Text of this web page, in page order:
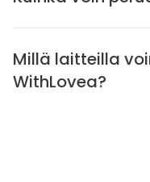
Millä laitteilla
WithLovea?